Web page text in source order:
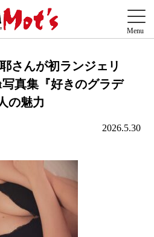
さんが初ランジェリ
真集『好きのグラデ
の魅力
2026.5.30